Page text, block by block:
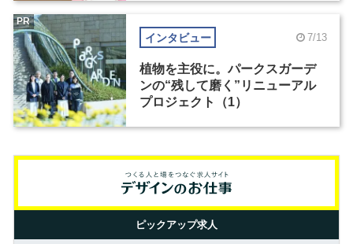
インタビュー 7/13
植物を主役に。パークスガーデ
ンの“残して磨く”リニューアル
プロジェクト（1）
PR
ピックアップ求人